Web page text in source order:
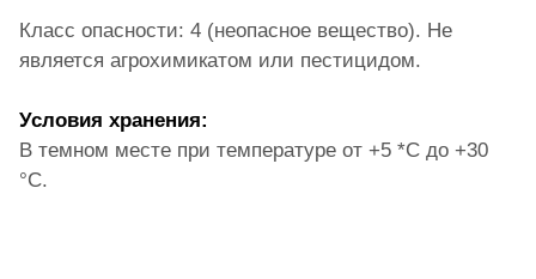
Класс опасности: 4 (неопасное вещество). Не
является агрохимикатом или пестицидом.
Условия хранения:
В темном месте при температуре от +5 *С до +30
°С.